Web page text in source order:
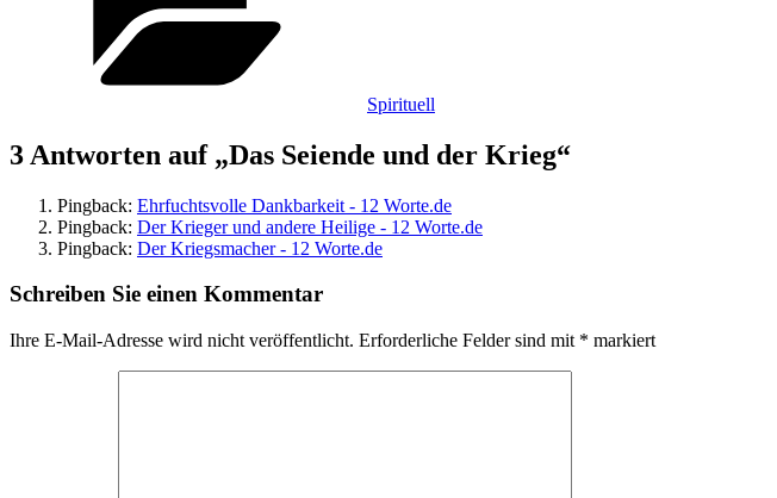
Spirituell
3 Antworten auf „Das Seiende und der Krieg“
Pingback: Ehrfuchtsvolle Dankbarkeit - 12 Worte.de
Pingback: Der Krieger und andere Heilige - 12 Worte.de
Pingback: Der Kriegsmacher - 12 Worte.de
Schreiben Sie einen Kommentar
Ihre E-Mail-Adresse wird nicht veröffentlicht. Erforderliche Felder sind mit * markiert